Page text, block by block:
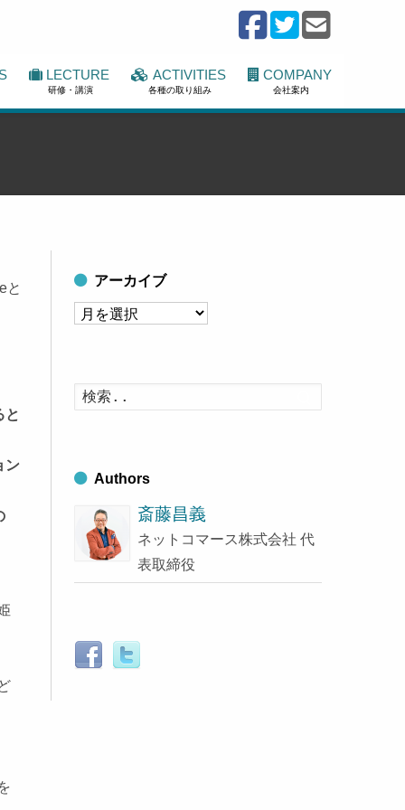
LECTURE
研修・講演
ACTIVITIES
各種の取り組み
COMPANY
会社案内
と
と
ン
アーカイブ
ア
イ
ブ
索
Authors
斎藤昌義
ネットコマース株式会社 代
表取締役